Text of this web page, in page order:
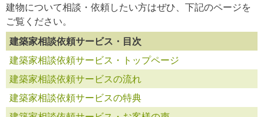
建物について相談・依頼したい方はぜひ、下記のページを
ご覧ください。
建築家相談依頼サービス・目次
建築家相談依頼サービス・トップページ
建築家相談依頼サービスの流れ
建築家相談依頼サービスの特典